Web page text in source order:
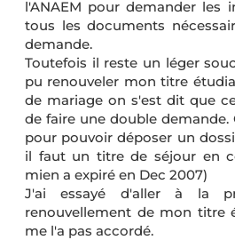
l'ANAEM pour demander les
tous les documents
demande.
Toutefois il reste un léger
pu renouveler mon titre
de mariage on s'est dit que
de faire une double
pour pouvoir déposer un
il faut un titre de séjour en
mien a expiré en Dec 2007)
J'ai essayé d'aller à la
renouvellement de mon titre
me l'a pas accordé.